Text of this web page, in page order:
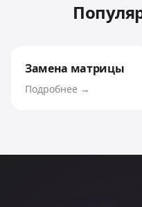
Замена матрицы
Подробнее →